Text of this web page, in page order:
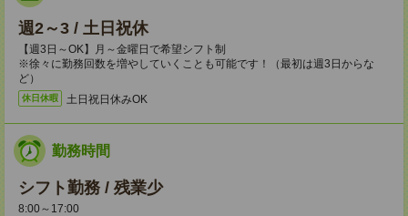
週2～3 / 土日祝休
【週3日～OK】月～金曜日で希望シフト制
※徐々に勤務回数を増やしていくことも可能です！（最初は週3日からな
ど）
休日休暇 土日祝日休みOK
勤務時間
シフト勤務 / 残業少
8:00～17:00